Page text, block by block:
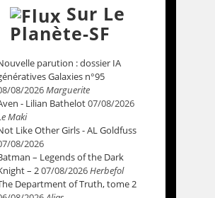
Sur Le
Planète-SF
parution : dossier IA
Galaxies n°95
08/2026Marguerite
- Lilian Bathelot07/08/2026
Maki
Like Other Girls - AL Goldfuss
08/2026
– Legends of the Dark
– 207/08/2026Herbefol
Department of Truth, tome 2